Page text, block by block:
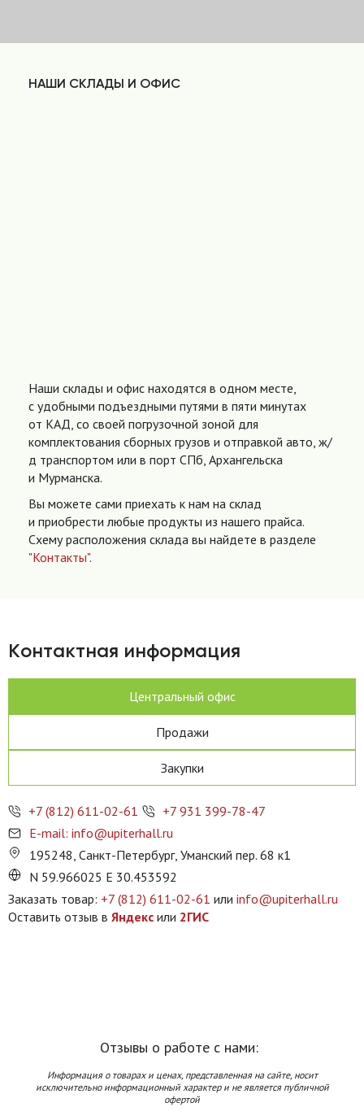
НАШИ СКЛАДЫ И ОФИС
Наши склады и офис находятся в одном месте,
с удобными подъездными путями в пяти минутах
от КАД, со своей погрузочной зоной для
комплектования сборных грузов и отправкой авто, ж/
д транспортом или в порт СПб, Архангельска
и Мурманска.
Вы можете сами приехать к нам на склад
и приобрести любые продукты из нашего прайса.
Схему расположения склада вы найдете в разделе
"Контакты".
Контактная информация
Центральный офис
Продажи
Закупки
+7 (812) 611-02-61
+7 931 399-78-47
E-mail: info@upiterhall.ru
195248, Санкт-Петербург, Уманский пер. 68 к1
N 59.966025 E 30.453592
Заказать товар: +7 (812) 611-02-61 или info@upiterhall.ru
Оставить отзыв в Яндекс или 2ГИС
Отзывы о работе с нами:
Информация о товарах и ценах, представленная на сайте, носит
исключительно информационный характер и не является публичной
офертой